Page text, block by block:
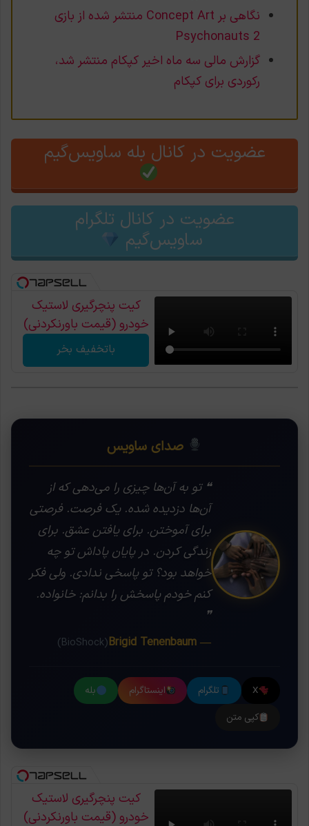
نگاهی بر Concept Art منتشر شده از بازی
Psychonauts 2
گزارش مالی سه ماه اخیر کپکام منتشر شد،
رکوردی برای کپکام
عضویت در کانال بله ساویس‌گیم
عضویت در کانال تلگرام
ساویس‌گیم
کیت پنچرگیری لاستیک
خودرو (قیمت باورنکردنی)
باتخفیف بخر
صدای ساویس
❝ تو به آن‌ها چیزی را می‌دهی که از
آن‌ها دزدیده شده. یک فرصت. فرصتی
برای آموختن. برای یافتن عشق. برای
زندگی کردن. در پایان پاداش تو چه
خواهد بود؟ تو پاسخی ندادی. ولی فکر
کنم خودم پاسخش را بدانم: خانواده.
❞
— Brigid Tenenbaum
(BioShock)
X تلگرام اینستاگرام
بله
کپی متن
کیت پنچرگیری لاستیک
خودرو (قیمت باورنکردنی)